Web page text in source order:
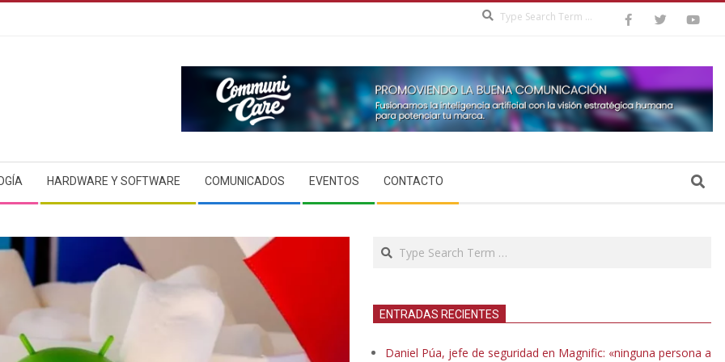
HARDWARE Y SOFTWARE COMUNICADOS EVENTOS CONTACTO Search
Search
ENTRADAS RECIENTES
Daniel Púa, jefe de seguridad en Magnific: «ninguna persona a